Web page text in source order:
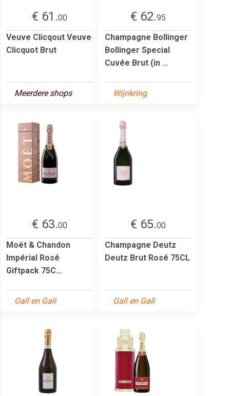
€ 61.00
Veuve Clicqout Veuve
Clicquot Brut
Meerdere shops
€ 62.95
Champagne Bollinger
Bollinger Special
Cuvée Brut (in ...
Wijnkring
€ 63.00
Moët & Chandon
Impérial Rosé
Giftpack 75C...
Gall en Gall
€ 65.00
Champagne Deutz
Deutz Brut Rosé 75CL
Gall en Gall